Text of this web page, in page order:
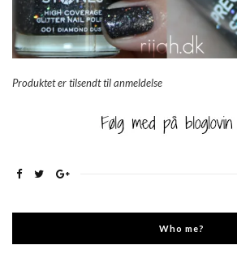
Produktet er tilsendt til anmeldelse
Who me?